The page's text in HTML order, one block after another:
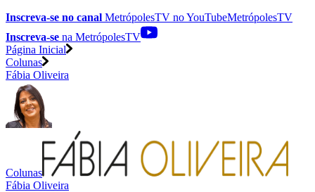
Inscreva-se no canal MetrópolesTV noYouTubeMetrópolesTV
Inscreva-se na MetrópolesTV
Página Inicial
Colunas
Fábia Oliveira
Colunas
Fábia Oliveira